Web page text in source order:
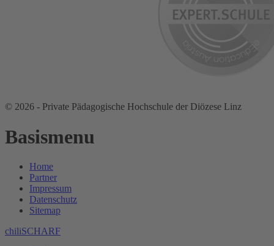
© 2026 - Private Pädagogische Hochschule der Diözese Linz
Basismenu
Home
Partner
Impressum
Datenschutz
Sitemap
chiliSCHARF